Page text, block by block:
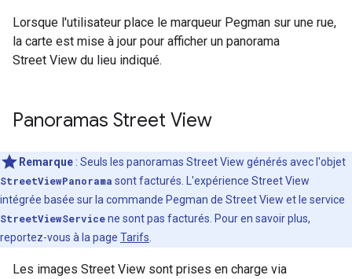
Lorsque l'utilisateur place le marqueur Pegman sur une rue,
la carte est mise à jour pour afficher un panorama
Street View du lieu indiqué.
Panoramas Street View
Remarque : Seuls les panoramas Street View générés avec l'objet
StreetViewPanorama sont facturés. L'expérience Street View
intégrée basée sur la commande Pegman de Street View et le service
StreetViewServicene sont pas facturés. Pour en savoir plus,
reportez-vous à la page Tarifs
Les images Street View sont prises en charge via